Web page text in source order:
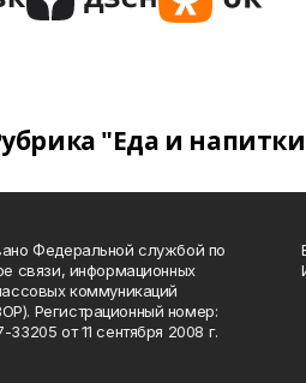
"Еда и
Федеральной службой по
связи, информационных
коммуникаций
Регистрационный номер:
от 11 сентября 2008 г.